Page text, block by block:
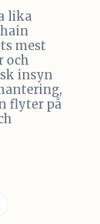
lika
mest
och
insyn
flyter på
Email
link